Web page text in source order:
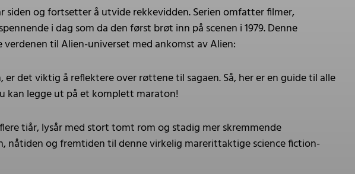
og fortsetter å utvide rekkevidden. Serien omfatter filmer,
i dag som da den først brøt inn på scenen i 1979. Denne
til Alien-universet med ankomst av Alien:
det viktig å reflektere over røttene til sagaen. Så, her er en guide til alle
kan legge ut på et komplett maraton!
tiår, lysår med stort tomt rom og stadig mer skremmende
nåtiden og fremtiden til denne virkelig marerittaktige science fiction-